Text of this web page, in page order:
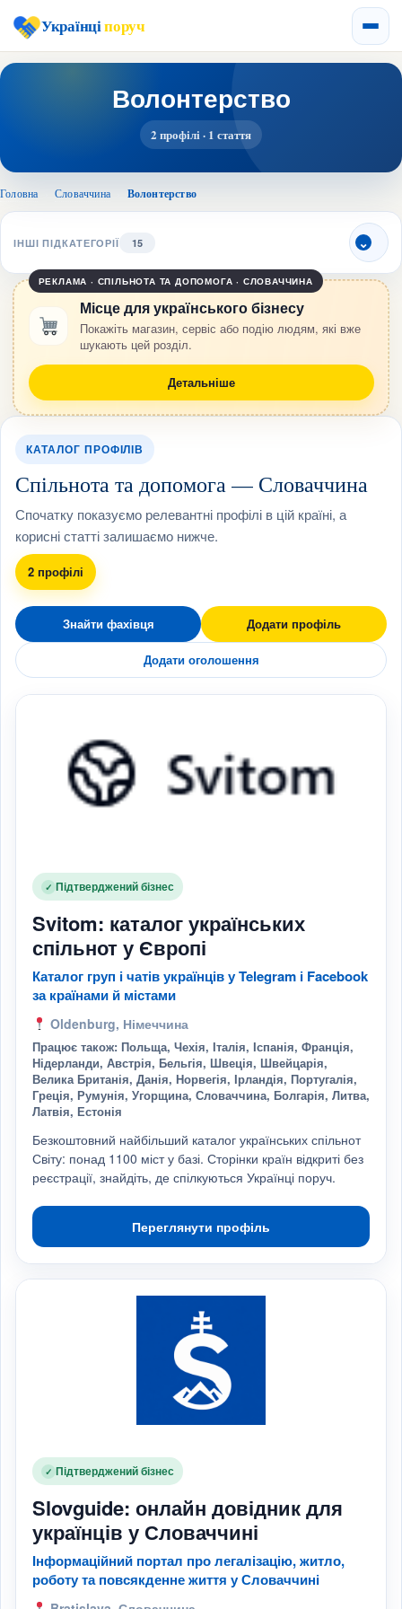
Українціпоруч
Волонтерство
2 профілі · 1 стаття
Головна Словаччина Волонтерство
ІНШІ ПІДКАТЕГОРІЇ 15
РЕКЛАМА · СПІЛЬНОТА ТА ДОПОМОГА · СЛОВАЧЧИНА
Місце для українського бізнесу
Покажіть магазин, сервіс або подію людям, які вже
шукають цей розділ.
Детальніше
КАТАЛОГ ПРОФІЛІВ
Спільнота та допомога — Словаччина
Спочатку показуємо релевантні профілі в цій країні, а
корисні статті залишаємо нижче.
2 профілі
Знайти фахівця Додати профіль
Додати оголошення
✓ Підтверджений бізнес
Svitom: каталог українських
спільнот у Європі
Каталог груп і чатів українців у Telegram і Facebook
за країнами й містами
Oldenburg, Німеччина
Працює також: Польща, Чехія, Італія, Іспанія, Франція,
Нідерланди, Австрія, Бельгія, Швеція, Швейцарія,
Велика Британія, Данія, Норвегія, Ірландія, Португалія,
Греція, Румунія, Угорщина, Словаччина, Болгарія, Литва,
Латвія, Естонія
Безкоштовний найбільший каталог українських спільнот
Світу: понад 1100 міст у базі. Сторінки країн відкриті без
реєстрації, знайдіть, де спілкуються Українці поруч.
Переглянути профіль
✓ Підтверджений бізнес
Slovguide: онлайн довідник для
українців у Словаччині
Інформаційний портал про легалізацію, житло,
роботу та повсякденне життя у Словаччині